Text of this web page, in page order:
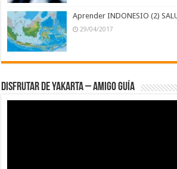
Aprender INDONESIO (2)
29/04/2017
DISFRUTAR DE YAKARTA – AMIGO GUÍA